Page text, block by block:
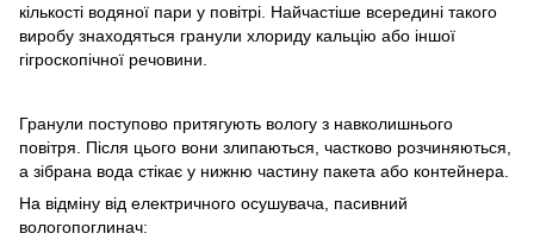
кількості водяної пари у повітрі. Найчастіше всередині такого
виробу знаходяться гранули хлориду кальцію або іншої
гігроскопічної речовини.
Гранули поступово притягують вологу з навколишнього
повітря. Після цього вони злипаються, частково розчиняються,
а зібрана вода стікає у нижню частину пакета або контейнера.
На відміну від електричного осушувача, пасивний
вологопоглинач: